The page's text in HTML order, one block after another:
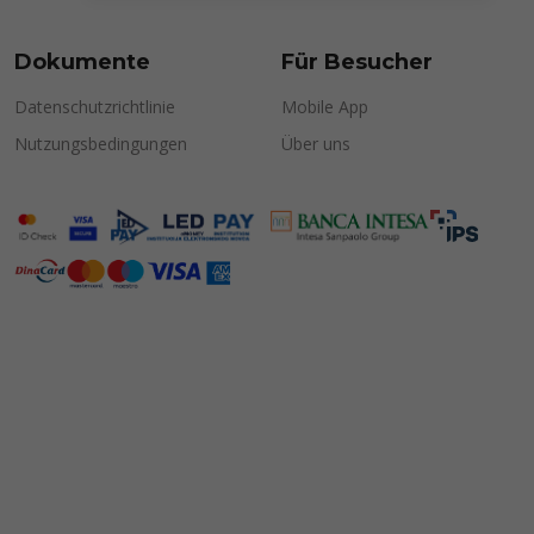
Dokumente
Datenschutzrichtlinie
Nutzungsbedingungen
Für Besucher
Mobile App
Über uns